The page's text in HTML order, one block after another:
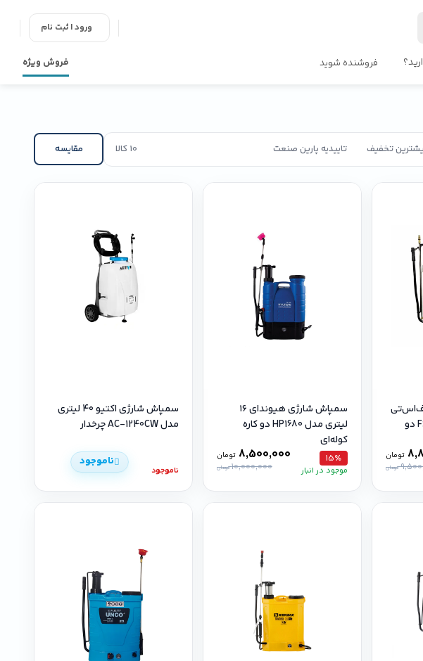
ورود | ثبت نام
فروشنده شوید فروش ویژه
تخفیف تاییدیه پارین صنعت 10 کالا مقایسه
۲۰ لیتری مدل FST-20DF دو
تومان
تومان
سمپاش شارژی هیوندای ۱۶
لیتری مدل HP1680 دو کاره
کوله‌ای
15٪
موجود در انبار
8,500,000 تومان
10,000,000 تومان
سمپاش شارژی اکتیو 40 لیتری
مدل AC-1240CW چرخدار
ناموجود
ناموجود